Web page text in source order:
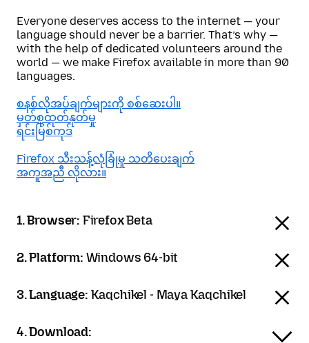
Everyone deserves access to the internet — your
language should never be a barrier. That’s why —
with the help of dedicated volunteers around the
world — we make Firefox available in more than 90
languages.
စနစ်လိုအပ်ချက်များကို စစ်ဆေးပါ။
မှတ်စုထုတ်နုတ်မှု
ရင်းမြစ်ကုဒ်
Firefox သီးသန့်လုံခြုံမှု သတိပေးချက်
အကူအညီ လိုလား။
1. Browser: Firefox Beta
2. Platform: Windows 64-bit
3. Language: Kaqchikel - Maya Kaqchikel
4. Download: